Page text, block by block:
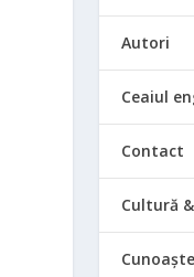
Autori
Ceaiul
Contact
Cultură